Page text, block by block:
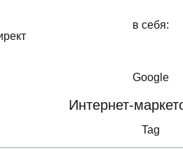
Интернет-